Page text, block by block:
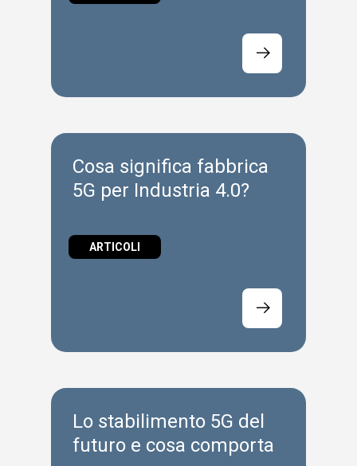
Cosa significa fabbrica
5G per Industria 4.0?
ARTICOLI
Lo stabilimento 5G del
futuro e cosa comporta